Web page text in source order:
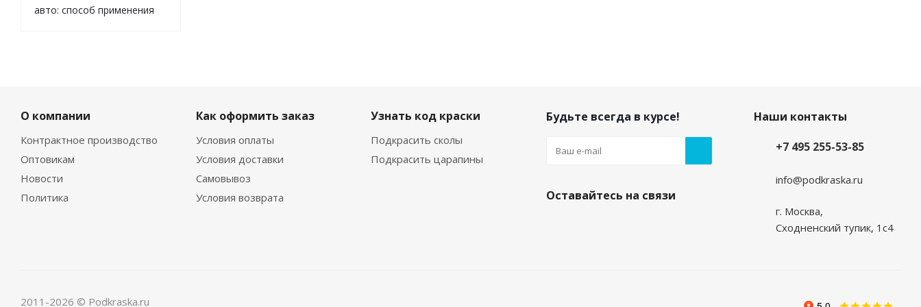
авто: способ применения
О компании
Контрактное производство
Оптовикам
Новости
Политика
Как оформить заказ
Условия оплаты
Условия доставки
Самовывоз
Условия возврата
Узнать код краски
Подкрасить сколы
Подкрасить царапины
Будьте всегда в курсе!
Оставайтесь на связи
Наши контакты
+7 495 255-53-85
info@podkraska.ru
г. Москва,
Сходненский тупик, 1с4
2011-2026 © Podkraska.ru